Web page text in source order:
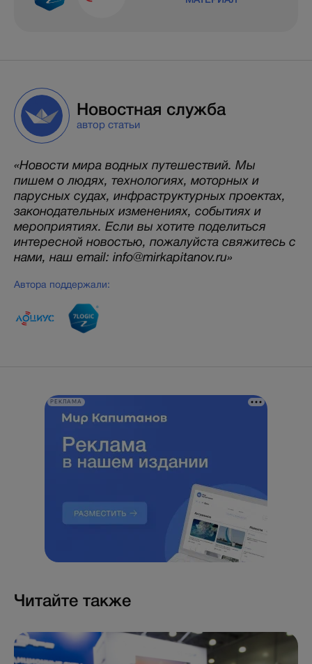
Новостная служба
автор статьи
«Новости мира водных путешествий. Мы
пишем о людях, технологиях, моторных и
парусных судах, инфраструктурных проектах,
законодательных изменениях, событиях и
мероприятиях. Если вы хотите поделиться
интересной новостью, пожалуйста свяжитесь с
нами, наш email: info@mirkapitanov.ru»
Автора поддержали:
РЕКЛАМА
Читайте также